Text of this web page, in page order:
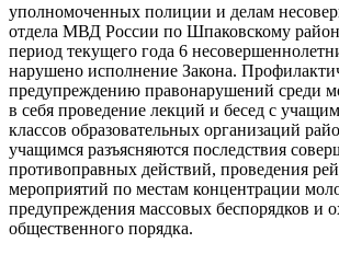
уполномоченных полиции и делам
отдела МВД России по Шпаковскому
период текущего года 6
нарушено исполнение Закона.
предупреждению правонарушений среди
в себя проведение лекций и бесед с
классов образовательных организаций
учащимся разъясняются последствия
противоправных действий, проведения
мероприятий по местам концентрации
предупреждения массовых беспорядков и
общественного порядка.